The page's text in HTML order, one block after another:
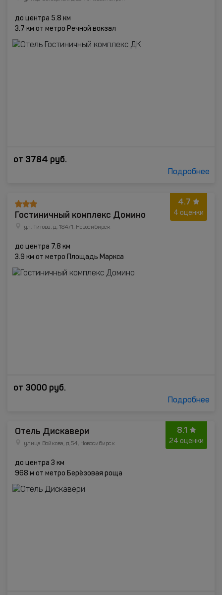
до центра 5.8 км
3.7 км от метро Речной вокзал
от 3784 руб.
Подробнее
4.7
4 оценки
Гостиничный комплекс Домино
ул. Титова, д. 184/1, Новосибирск
до центра 7.8 км
3.9 км от метро Площадь Маркса
от 3000 руб.
Подробнее
8.1
24 оценки
Отель Дискавери
улица Войкова, д.54, Новосибирск
до центра 3 км
968 м от метро Берёзовая роща